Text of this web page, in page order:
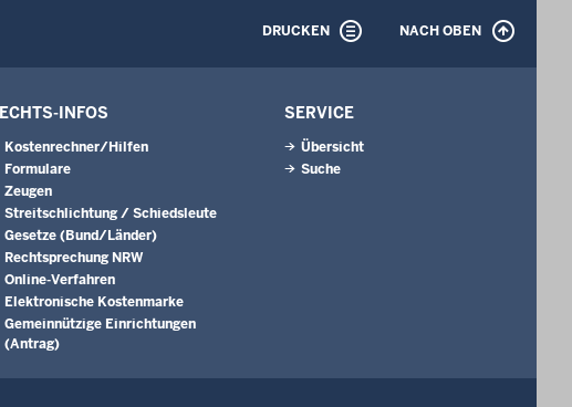
DRUCKEN NACH OBEN
INFOS
Kostenrechner/Hilfen
Formulare
Zeugen
Streitschlichtung / Schiedsleute
Gesetze (Bund/Länder)
Rechtsprechung NRW
Online-Verfahren
Elektronische Kostenmarke
Gemeinnützige Einrichtungen
(Antrag)
SERVICE
Übersicht
Suche